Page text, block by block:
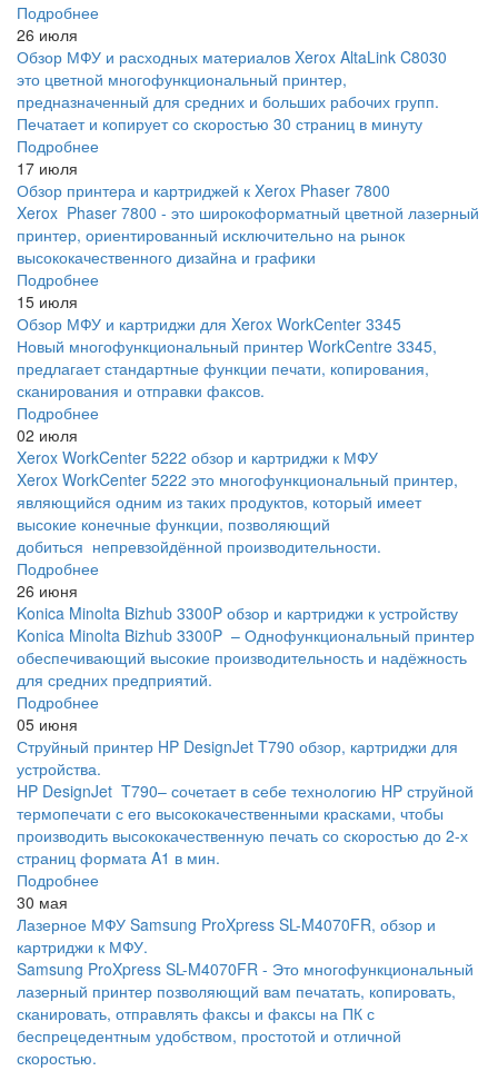
Подробнее
26 июля
Обзор МФУ и расходных материалов Xerox AltaLink C8030
это цветной многофункциональный принтер,
предназначенный для средних и больших рабочих групп.
Печатает и копирует со скоростью 30 страниц в минуту
Подробнее
17 июля
Обзор принтера и картриджей к Xerox Phaser 7800
Xerox Phaser 7800 - это широкоформатный цветной лазерный
принтер, ориентированный исключительно на рынок
высококачественного дизайна и графики
Подробнее
15 июля
Обзор МФУ и картриджи для Xerox WorkCenter 3345
Новый многофункциональный принтер WorkCentre 3345,
предлагает стандартные функции печати, копирования,
сканирования и отправки факсов.
Подробнее
02 июля
Xerox WorkCenter 5222 обзор и картриджи к МФУ
Xerox WorkCenter 5222 это многофункциональный принтер,
являющийся одним из таких продуктов, который имеет
высокие конечные функции, позволяющий
добиться непревзойдённой производительности.
Подробнее
26 июня
Konica Minolta Bizhub 3300P обзор и картриджи к устройству
Konica Minolta Bizhub 3300P – Однофункциональный принтер
обеспечивающий высокие производительность и надёжность
для средних предприятий.
Подробнее
05 июня
Струйный принтер HP DesignJet T790 обзор, картриджи для
устройства.
HP DesignJet T790– сочетает в себе технологию HP струйной
термопечати с его высококачественными красками, чтобы
производить высококачественную печать со скоростью до 2-х
страниц формата A1 в мин.
Подробнее
30 мая
Лазерное МФУ Samsung ProXpress SL-M4070FR, обзор и
картриджи к МФУ.
Samsung ProXpress SL-M4070FR - Это многофункциональный
лазерный принтер позволяющий вам печатать, копировать,
сканировать, отправлять факсы и факсы на ПК с
беспрецедентным удобством, простотой и отличной
скоростью.